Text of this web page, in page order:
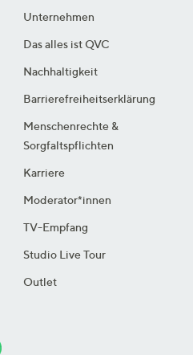
Unternehmen
Das alles ist QVC
Nachhaltigkeit
Barrierefreiheitserklärung
Menschenrechte &
Sorgfaltspflichten
Karriere
Moderator*innen
TV-Empfang
Studio Live Tour
Outlet